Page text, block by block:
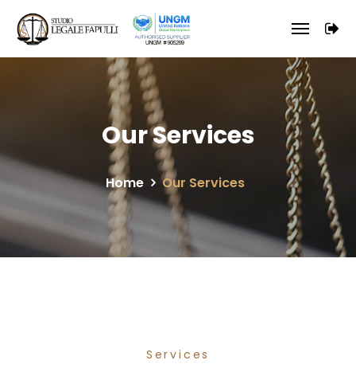
Our Services
Home Our Services
Services